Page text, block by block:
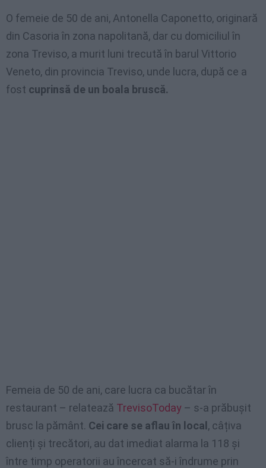
O femeie de 50 de ani, Antonella Caponetto, originară
din Casoria în zona napolitană, dar cu domiciliul în
zona Treviso, a murit luni trecută în barul Vittorio
Veneto, din provincia Treviso, unde lucra, după ce a
fost cuprinsă de un boala bruscă.
Femeia de 50 de ani, care lucra ca bucătar în
restaurant – relatează TrevisoToday – s-a prăbușit
brusc la pământ. Cei care se aflau în local , câțiva
clienți și trecători, au dat imediat alarma la 118 și
între timp operatorii au încercat să-i îndrume prin